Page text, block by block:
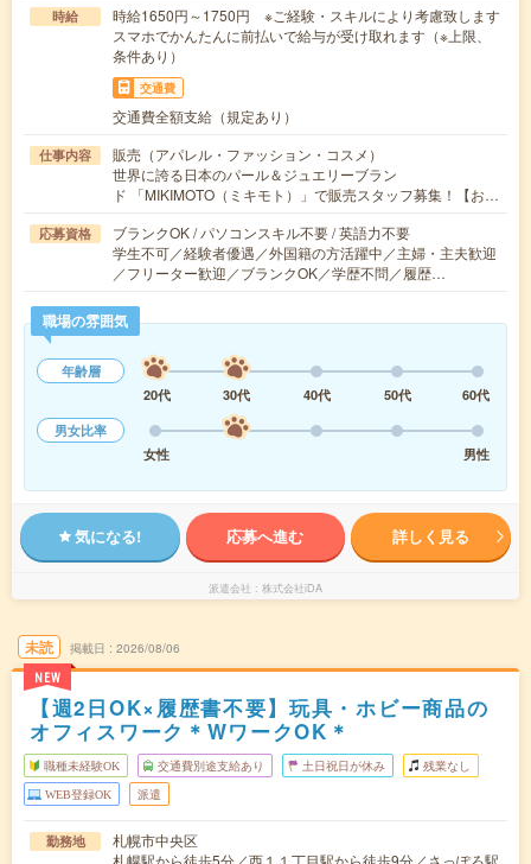
時給
時給1650円～1750円 ※ご経験・スキルにより考慮致します
スマホでかんたんに前払いで給与が受け取れます（※上限、
条件あり）
交通費
交通費全額支給（規定あり）
仕事内容
販売（アパレル・ファッション・コスメ）
世界に誇る日本のパール＆ジュエリーブラン
ド 「MIKIMOTO（ミキモト）」で販売スタッフ募集！【お…
応募資格
ブランクOK / パソコンスキル不要 / 英語力不要
学生不可／経験者優遇／外国籍の方活躍中／主婦・主夫歓迎
／フリーター歓迎／ブランクOK／学歴不問／履歴…
職場の雰囲気
年齢層
20代
30代 40代 50代
60代
男女比率
女性
男性
気になる! 応募へ進む 詳しく見る
派遣会社 株式会社iDA
未読
NEW
掲載日 2026/08/06
【週2日OK×履歴書不要】玩具・ホビー商品の
オフィスワーク＊WワークOK＊
職種未経験OK 交通費別途支給あり 土日祝日が休み 残業なし
WEB登録OK 派遣
勤務地
札幌市中央区
札幌駅から徒歩5分／西１１丁目駅から徒歩9分／さっぽろ駅